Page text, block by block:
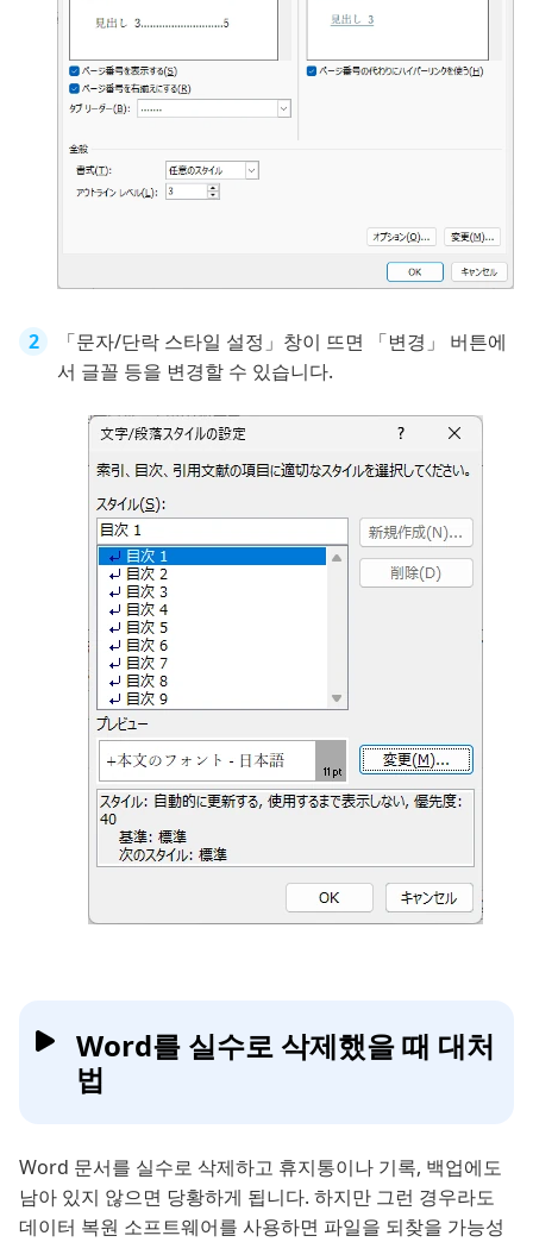
「문자/단락 스타일 설정」창이 뜨면 「변경」 버튼에
서 글꼴 등을 변경할 수 있습니다.
Word를 실수로 삭제했을 때 대처
법
Word 문서를 실수로 삭제하고 휴지통이나 기록, 백업에도
남아 있지 않으면 당황하게 됩니다. 하지만 그런 경우라도
데이터 복원 소프트웨어를 사용하면 파일을 되찾을 가능성